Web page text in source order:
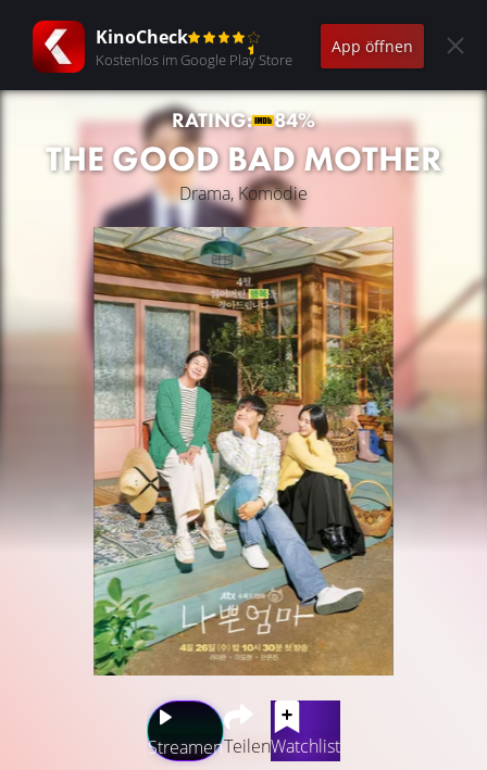
KinoCheck
Kostenlos im Google Play Store
App öffnen
RATING: 84%
THE GOOD BAD MOTHER
Drama, Komödie
StreamenTeilenWatchlist